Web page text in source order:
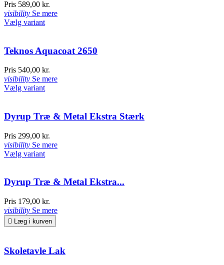
Pris 589,00 kr.
visibility Se mere
Vælg variant
Teknos Aquacoat 2650
Pris 540,00 kr.
visibility Se mere
Vælg variant
Dyrup Træ & Metal Ekstra Stærk
Pris 299,00 kr.
visibility Se mere
Vælg variant
Dyrup Træ & Metal Ekstra...
Pris 179,00 kr.
visibility Se mere
 Læg i kurven
Skoletavle Lak